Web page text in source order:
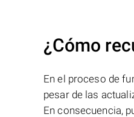
¿Cómo
En el proceso de
pesar de las
En consecuencia,